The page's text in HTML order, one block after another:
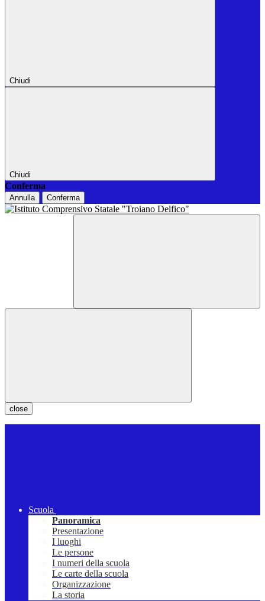
Chiudi
Chiudi
Conferma
Annulla Conferma
close
Scuola
Panoramica
Presentazione
I luoghi
Le persone
I numeri della scuola
Le carte della scuola
Organizzazione
La storia